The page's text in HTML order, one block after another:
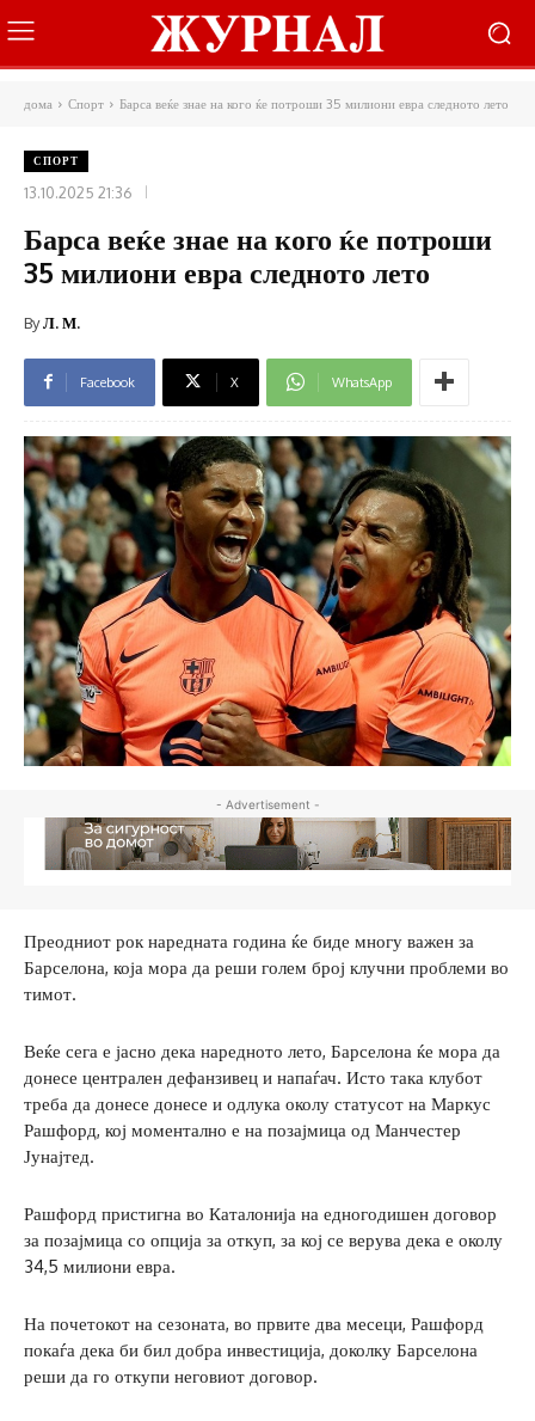
дома Спорт Барса веќе знае на кого ќе потроши 35 милиони евра следното лето
СПОРТ
13.10.2025 21:36
Барса веќе знае на кого ќе потроши
35 милиони евра следното лето
ByЛ. М.
Facebook X WhatsApp
- Advertisement -
Преодниот рок наредната година ќе биде многу важен за
Барселона, која мора да реши голем број клучни проблеми во
тимот.
Веќе сега е јасно дека наредното лето, Барселона ќе мора да
донесе централен дефанзивец и напаѓач. Исто така клубот
треба да донесе донесе и одлука околу статусот на Маркус
Рашфорд, кој моментално е на позајмица од Манчестер
Јунајтед.
Рашфорд пристигна во Каталонија на едногодишен договор
за позајмица со опција за откуп, за кој се верува дека е околу
34,5 милиони евра.
На почетокот на сезоната, во првите два месеци, Рашфорд
покаѓа дека би бил добра инвестиција, доколку Барселона
реши да го откупи неговиот договор.